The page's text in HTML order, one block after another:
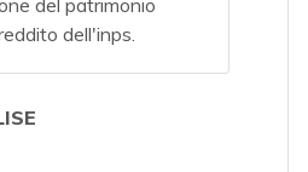
del patrimonio
dell'inps.